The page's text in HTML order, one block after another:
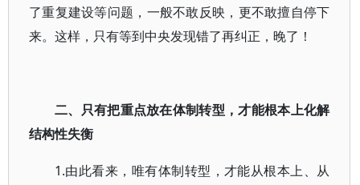
了重复建设等问题，一般不敢反映，更不敢擅自停下
来。这样，只有等到中央发现错了再纠正，晚了！
二、只有把重点放在体制转型，才能根本上化解
结构性失衡
1.由此看来，唯有体制转型，才能从根本上、从